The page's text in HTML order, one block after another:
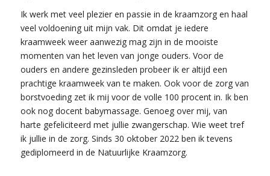
Ik werk met veel plezier en passie in de kraamzorg en haal
veel voldoening uit mijn vak. Dit omdat je iedere
kraamweek weer aanwezig mag zijn in de mooiste
momenten van het leven van jonge ouders. Voor de
ouders en andere gezinsleden probeer ik er altijd een
prachtige kraamweek van te maken. Ook voor de zorg van
borstvoeding zet ik mij voor de volle 100 procent in. Ik ben
ook nog docent babymassage. Genoeg over mij, van
harte gefeliciteerd met jullie zwangerschap. Wie weet tref
ik jullie in de zorg. Sinds 30 oktober 2022 ben ik tevens
gediplomeerd in de Natuurlijke Kraamzorg.